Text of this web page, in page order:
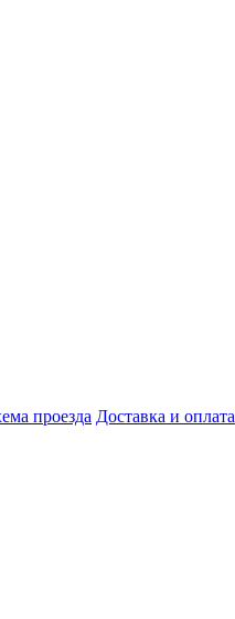
проезда Доставка и оплата